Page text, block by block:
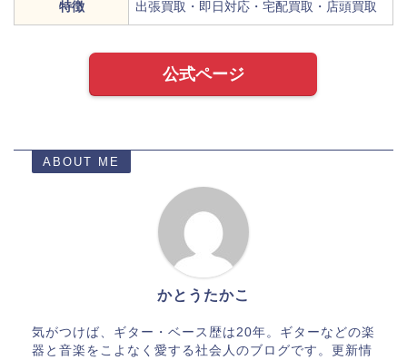
特徴 出張買取・即日対応・宅配買取・店頭買取
公式ページ
ABOUT ME
かとうたかこ
気がつけば、ギター・ベース歴は20年。ギターなどの楽
器と音楽をこよなく愛する社会人のブログです。更新情